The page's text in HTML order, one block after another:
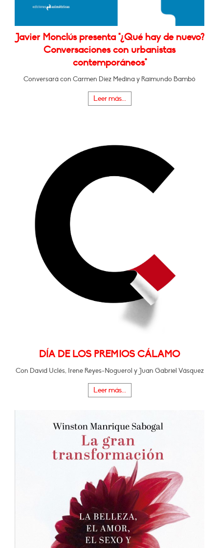
Javier Monclús presenta "¿Qué hay de nuevo?
Conversaciones con urbanistas
contemporáneos"
Conversará con Carmen Díez Medina y Raimundo Bambó
Leer más...
DÍA DE LOS PREMIOS CÁLAMO
Con David Uclés, Irene Reyes-Noguerol y Juan Gabriel Vásquez
Leer más...